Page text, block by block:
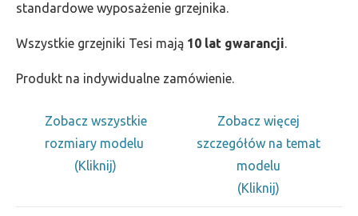
standardowe wyposażenie grzejnika.
Wszystkie grzejniki Tesi mają 10 lat gwarancji.
Produkt na indywidualne zamówienie.
Zobacz wszystkie
rozmiary modelu
(Kliknij)
Zobacz więcej
szczegółów na temat
modelu
(Kliknij)